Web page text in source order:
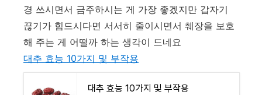
경 쓰시면서 금주하시는 게 가장 좋겠지만 갑자기
끊기가 힘드시다면 서서히 줄이시면서 췌장을 보호
해 주는 게 어떨까 하는 생각이 드네요
대추 효능 10가지 및 부작용
대추 효능 10가지 및 부작용